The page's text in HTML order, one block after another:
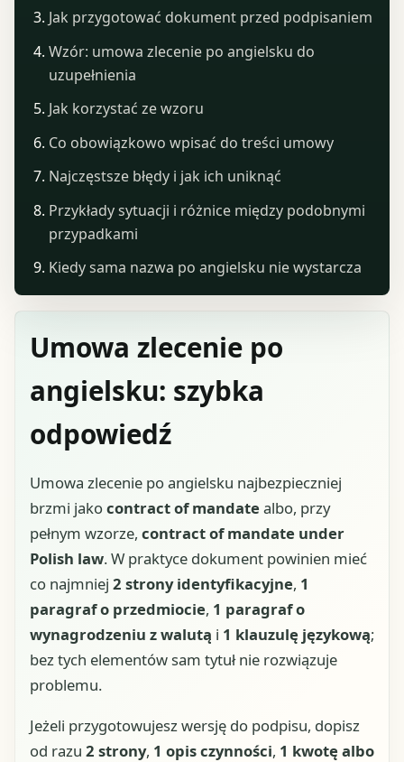
Umowa zlecenie po
angielsku: szybka
odpowiedź
Umowa zlecenie po angielsku najbezpieczniej
brzmi jakocontract of mandate albo, przy
pełnym wzorze, contract of mandate under
Polish law. W praktyce dokument powinien mieć
co najmniej 2 strony identyfikacyjne, 1
paragraf o przedmiocie, 1 paragraf o
wynagrodzeniu z walutą i 1 klauzulę językową;
bez tych elementów sam tytuł nie rozwiązuje
problemu.
Jeżeli przygotowujesz wersję do podpisu, dopisz
od razu 2 strony, 1 opis czynności, 1 kwotę albo
Jak przygotować dokument przed podpisaniem
Wzór: umowa zlecenie po angielsku do
uzupełnienia
Jak korzystać ze wzoru
Co obowiązkowo wpisać do treści umowy
Najczęstsze błędy i jak ich uniknąć
Przykłady sytuacji i różnice między podobnymi
przypadkami
Kiedy sama nazwa po angielsku nie wystarcza